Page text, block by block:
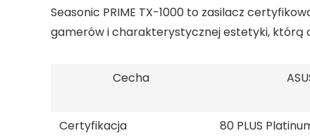
Seasonic PRIME TX-1000 to zasilacz
gamerów i charakterystycznej estetyki, którą
Cecha
Certyfikacja
80 PLUS